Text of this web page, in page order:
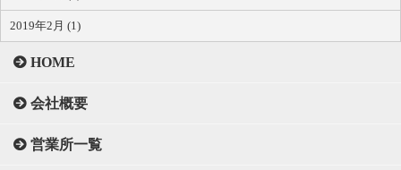
2019年2月 (1)
HOME
会社概要
営業所一覧